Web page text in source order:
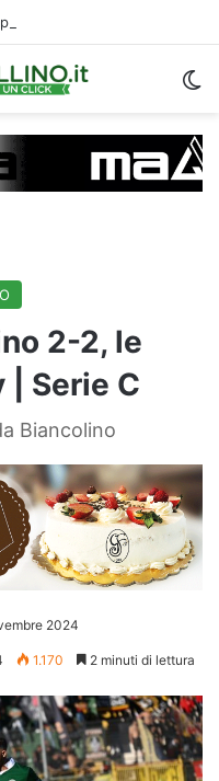
2-2, le
| Serie C
Biancolino
2024
1.170 2 minuti di lettura